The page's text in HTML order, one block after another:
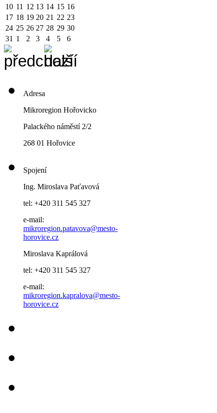
10 11 12 13 14 15 16
17 18 19 20 21 22 23
24 25 26 27 28 29 30
31 1 2 3 4 5 6
Adresa
Mikroregion Hořovicko
Palackého náměstí 2/2
268 01 Hořovice
Spojení
Ing. Miroslava Paťavová
tel: +420 311 545 327
e-mail:
mikroregion.patavova@mesto-
horovice.cz
Miroslava Kaprálová
tel: +420 311 545 327
e-mail:
mikroregion.kapralova@mesto-
horovice.cz